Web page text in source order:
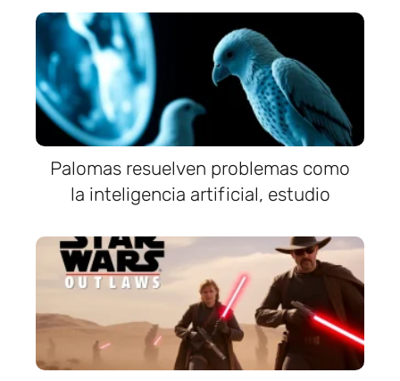
Palomas resuelven problemas como
la inteligencia artificial, estudio